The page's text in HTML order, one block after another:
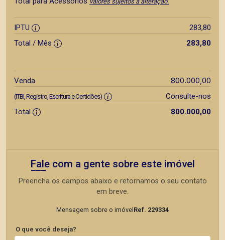
IPTU
283,80
Total / Mês
283,80
Venda 800.000,00
(ITBI, Registro, Escritura e Certidões)
Consulte-nos
Total
800.000,00
Fale com a gente sobre este imóvel
Preencha os campos abaixo e retornamos o seu contato
em breve.
Mensagem sobre o imóvel Ref. 229334
O que você deseja?